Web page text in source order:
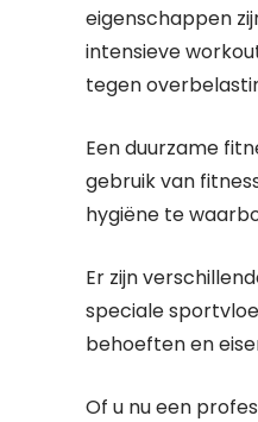
eigenschappen
intensieve
tegen
Een duurzame
gebruik van
hygiëne te
Er zijn
speciale
behoeften en
Of u nu een